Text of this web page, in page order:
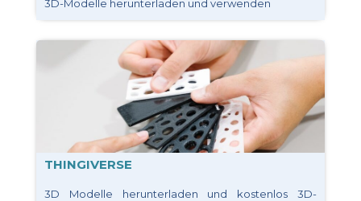
3D-Modelle herunterladen und verwenden
THINGIVERSE
3D Modelle herunterladen und kostenlos 3D-